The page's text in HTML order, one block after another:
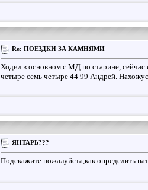
Re: ПОЕЗДКИ ЗА КАМНЯМИ
Ходил в основном с МД по старине, сейчас
четыре семь четыре 44 99 Андрей.
ЯНТАРЬ???
Подскажите пожалуйста,как определить